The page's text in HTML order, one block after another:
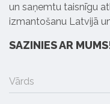
un saņemtu taisnīgu
izmantošanu Latvijā
SAZINIES AR
Vārds